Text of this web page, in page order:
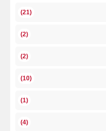
(21)
(2)
(2)
(10)
(1)
(4)